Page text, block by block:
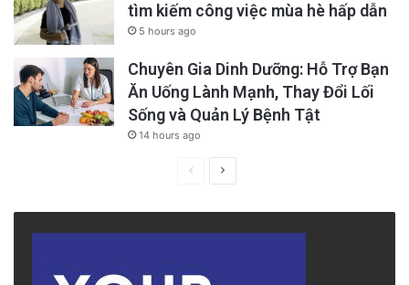
tìm kiếm công việc mùa hè hấp dẫn
5 hours ago
Chuyên Gia Dinh Dưỡng: Hỗ Trợ Bạn
Ăn Uống Lành Mạnh, Thay Đổi Lối
Sống và Quản Lý Bệnh Tật
14 hours ago
PreviousNext